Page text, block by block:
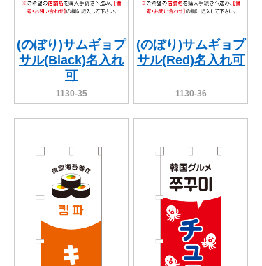
(のぼり)サムギョプ
サル(Black)名入れ
可
1130-35
(のぼり)サムギョプ
サル(Red)名入れ可
1130-36